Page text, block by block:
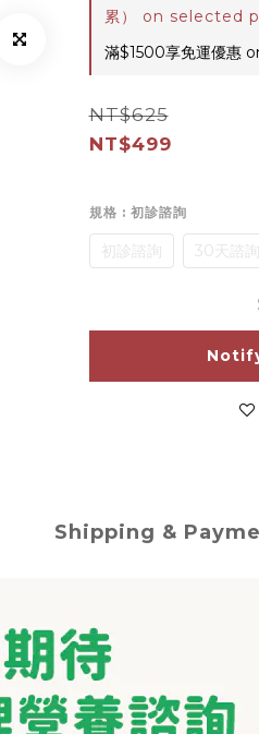
累） on selected
滿$1500享免運優惠
NT$625
NT$499
規格 : 初診諮詢
初診諮詢 30天諮詢
Shipping &